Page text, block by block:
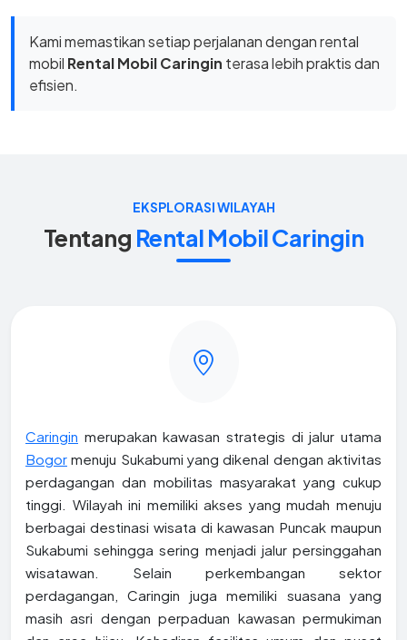
Kami memastikan setiap perjalanan dengan rental
mobil Rental Mobil Caringin terasa lebih praktis dan
efisien.
EKSPLORASI WILAYAH
Tentang Rental Mobil Caringin
Caringin merupakan kawasan strategis di jalur utama
Bogor menuju Sukabumi yang dikenal dengan aktivitas
perdagangan dan mobilitas masyarakat yang cukup
tinggi. Wilayah ini memiliki akses yang mudah menuju
berbagai destinasi wisata di kawasan Puncak maupun
Sukabumi sehingga sering menjadi jalur persinggahan
wisatawan. Selain perkembangan sektor
perdagangan, Caringin juga memiliki suasana yang
masih asri dengan perpaduan kawasan permukiman